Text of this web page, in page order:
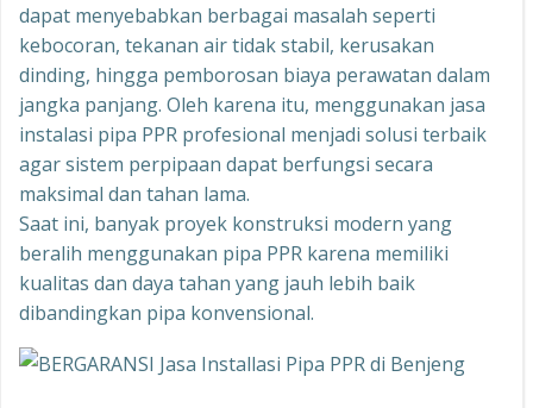
dapat menyebabkan berbagai masalah seperti
kebocoran, tekanan air tidak stabil, kerusakan
dinding, hingga pemborosan biaya perawatan dalam
jangka panjang. Oleh karena itu, menggunakan jasa
instalasi pipa PPR profesional menjadi solusi terbaik
agar sistem perpipaan dapat berfungsi secara
maksimal dan tahan lama.
Saat ini, banyak proyek konstruksi modern yang
beralih menggunakan pipa PPR karena memiliki
kualitas dan daya tahan yang jauh lebih baik
dibandingkan pipa konvensional.